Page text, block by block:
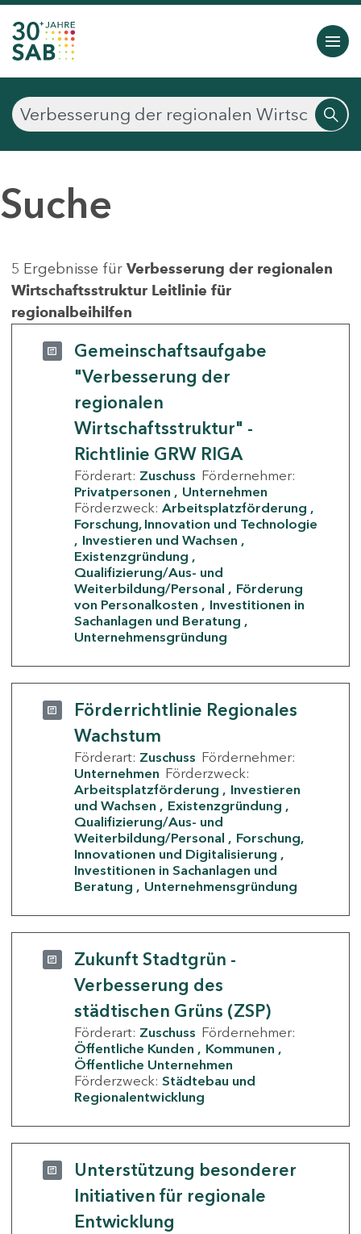
Suche
5 Ergebnisse für Verbesserung der regionalen
Wirtschaftsstruktur Leitlinie für
regionalbeihilfen
Gemeinschaftsaufgabe
"Verbesserung der
regionalen
Wirtschaftsstruktur" -
Richtlinie GRW RIGA
Förderart: Zuschuss Fördernehmer:
Privatpersonen
Unternehmen
Förderzweck: Arbeitsplatzförderung
Forschung, Innovation und Technologie
Investieren und Wachsen
Existenzgründung
Qualifizierung/Aus- und
Weiterbildung/Personal
Förderung
von Personalkosten
Investitionen in
Sachanlagen und Beratung
Unternehmensgründung
Förderrichtlinie Regionales
Wachstum
Förderart: Zuschuss Fördernehmer:
Unternehmen Förderzweck:
Arbeitsplatzförderung
Investieren
und Wachsen
Existenzgründung
Qualifizierung/Aus- und
Weiterbildung/Personal
Forschung,
Innovationen und Digitalisierung
Investitionen in Sachanlagen und
Beratung
Unternehmensgründung
Zukunft Stadtgrün -
Verbesserung des
städtischen Grüns (ZSP)
Förderart: Zuschuss Fördernehmer:
Öffentliche Kunden
Kommunen
Öffentliche Unternehmen
Förderzweck: Städtebau und
Regionalentwicklung
Unterstützung besonderer
Initiativen für regionale
Entwicklung